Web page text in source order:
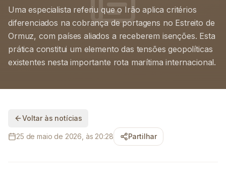
Uma especialista referiu que o Irão aplica critérios
diferenciados na cobrança de portagens no Estreito de
Ormuz, com países aliados a receberem isenções. Esta
prática constitui um elemento das tensões geopolíticas
existentes nesta importante rota marítima internacional.
Voltar às notícias
25 de maio de 2026, às 20:28 Partilhar